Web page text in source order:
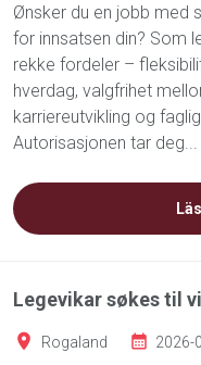
Ønsker du en jobb med
for innsatsen din? Som
rekke fordeler –
hverdag, valgfrihet
karriereutvikling og
Autorisasjonen tar deg...
Legevikar søkes til
Rogaland 2026-